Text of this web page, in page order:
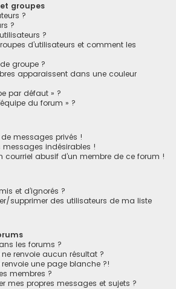
groupes
?
?
?
d’utilisateurs et comment les
groupe ?
apparaissent dans une couleur
par défaut » ?
du forum » ?
messages privés !
messages indésirables !
courriel abusif d’un membre de ce forum !
et d’ignorés ?
supprimer des utilisateurs de ma liste
les forums ?
renvoie aucun résultat ?
une page blanche ?!
membres ?
mes propres messages et sujets ?